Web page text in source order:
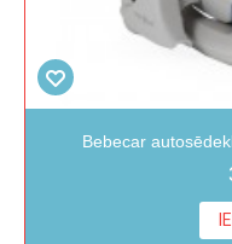
Bebecar